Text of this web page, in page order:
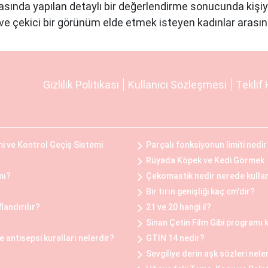
yapılan detaylı bir değerlendirme sonucunda
çekici bir görünüm elde etmek isteyen kadınlar
fiziksel rahatsızlıklar veya estetik kaygılar nedeniyle
göğüs dokusunun ve yağın çıkarılması ile
hafifletmek, postürü düzeltmek ve günlük yaşam
ve Sonrası
ve sonrasında belirli adımlar takip edilir.
belirlenir ve uygun bir planlama yapılır.
belirli bir süre doktorun önerdiği yönergeleri takip
olarak deneyimleyebilmesi için doktorun önerilerine
bağlı olarak değişiklik gösterir. Bu faktörler
Gizlilik Politikası Kullanıcı Sözleşmesi Teklif
ve Kontrol Geçiş Sistemi
Parçalı fonksiyonun limiti
Rüyada Köpek ve Kedi Görmek
Çekomastik nedir nerede
Bir tırın genişliği kaç cm'dir?
21 ve 20 hangi il?
Sinan Çetin Film Gibi programı
antisepsi kuralları nelerdir?
GTIN 14 nedir?
Sevgiliye derin aşk sözleri